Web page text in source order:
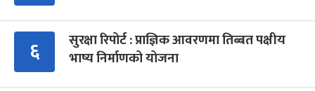
६
सुरक्षा रिपोर्ट : प्राज्ञिक आवरणमा तिब्बत पक्षीय
भाष्य निर्माणको योजना